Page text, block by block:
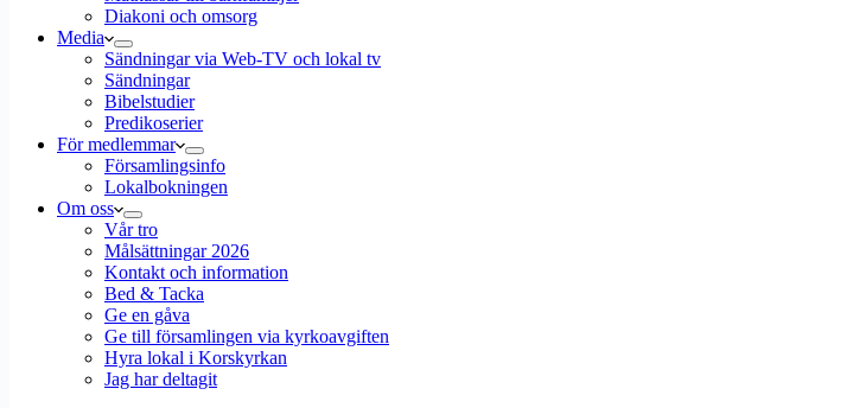
Diakoni och omsorg
Media
Sändningar via Web-TV och lokal tv
Sändningar
Bibelstudier
Predikoserier
För medlemmar
Församlingsinfo
Lokalbokningen
Om oss
Vår tro
Målsättningar 2026
Kontakt och information
Bed & Tacka
Ge en gåva
Ge till församlingen via kyrkoavgiften
Hyra lokal i Korskyrkan
Jag har deltagit